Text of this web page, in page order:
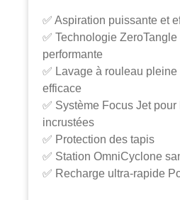
✅ Aspiration puissante et
✅ Technologie
performante
✅ Lavage à rouleau pleine
efficace
✅ Système Focus Jet
incrustées
✅ Protection des tapis
✅ Station OmniCyclone
✅ Recharge ultra-rapide